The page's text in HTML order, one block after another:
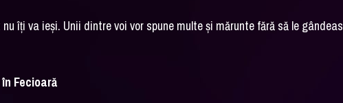
îți va ieși. Unii dintre voi vor spune multe și mărunte fără să le
Fecioară